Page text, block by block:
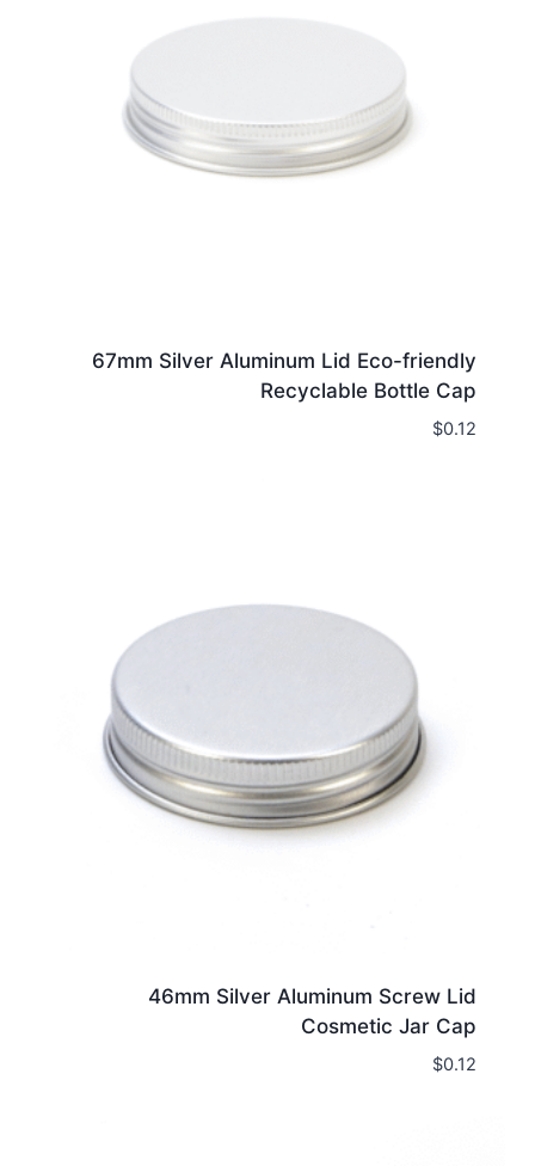
67mm Silver Aluminum Lid Eco-friendly
Recyclable Bottle Cap
$0.12
46mm Silver Aluminum Screw Lid
Cosmetic Jar Cap
$0.12